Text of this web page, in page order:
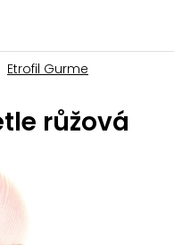
Etrofil Gurme
růžová